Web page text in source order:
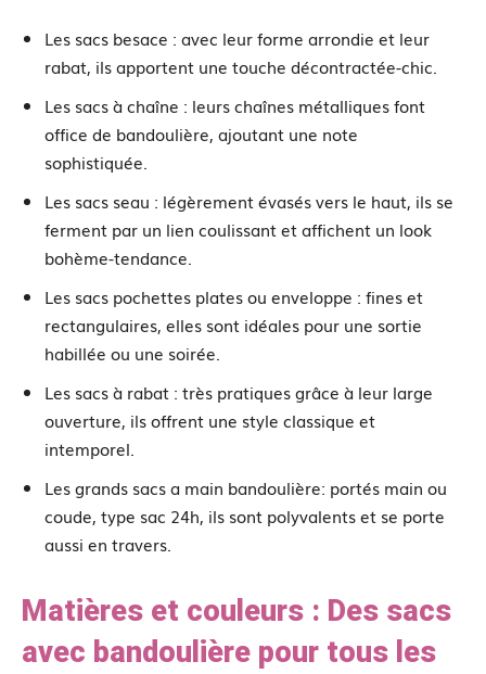
Les sacs besace : avec leur forme arrondie et leur
rabat, ils apportent une touche décontractée-chic.
Les sacs à chaîne : leurs chaînes métalliques font
office de bandoulière, ajoutant une note
sophistiquée.
Les sacs seau : légèrement évasés vers le haut, ils se
ferment par un lien coulissant et affichent un look
bohème-tendance.
Les sacs pochettes plates ou enveloppe : fines et
rectangulaires, elles sont idéales pour une sortie
habillée ou une soirée.
Les sacs à rabat : très pratiques grâce à leur large
ouverture, ils offrent une style classique et
intemporel.
Les grands sacs a main bandoulière: portés main ou
coude, type sac 24h, ils sont polyvalents et se porte
aussi en travers.
Matières et couleurs : Des sacs
avec bandoulière pour tous les